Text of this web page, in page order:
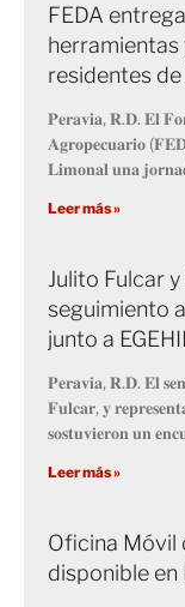
FEDA
herramientas
residentes
𝐏𝐞𝐫𝐚𝐯𝐢𝐚, 𝐑.𝐃. 𝐄𝐥
𝐀𝐠𝐫𝐨𝐩𝐞𝐜𝐮𝐚𝐫𝐢𝐨
𝐋𝐢𝐦𝐨𝐧𝐚𝐥 𝐮𝐧𝐚
Leer más »
Julito Fulcar
seguimiento
junto a
𝐏𝐞𝐫𝐚𝐯𝐢𝐚, 𝐑.𝐃. 𝐄𝐥
𝐅𝐮𝐥𝐜𝐚𝐫, 𝐲
𝐬𝐨𝐬𝐭𝐮𝐯𝐢𝐞𝐫𝐨𝐧 𝐮𝐧
Leer más »
Oficina Móvil
disponible en